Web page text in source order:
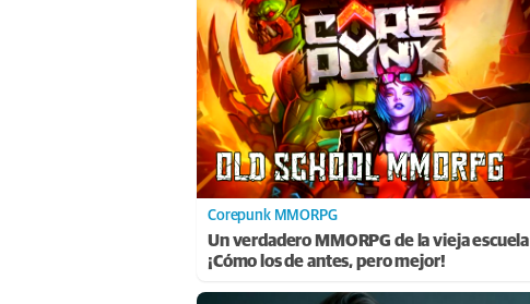
Corepunk MMORPG
Un verdadero MMORPG de la vieja escuela
¡Cómo los de antes, pero mejor!